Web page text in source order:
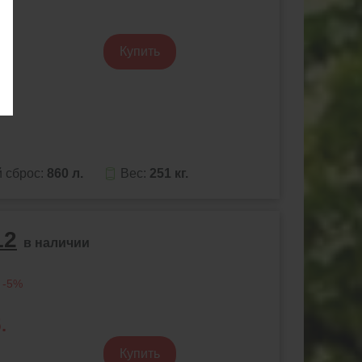
Купить
сброс: 860 л. Вес: 251 кг.
в наличии
5%
Купить